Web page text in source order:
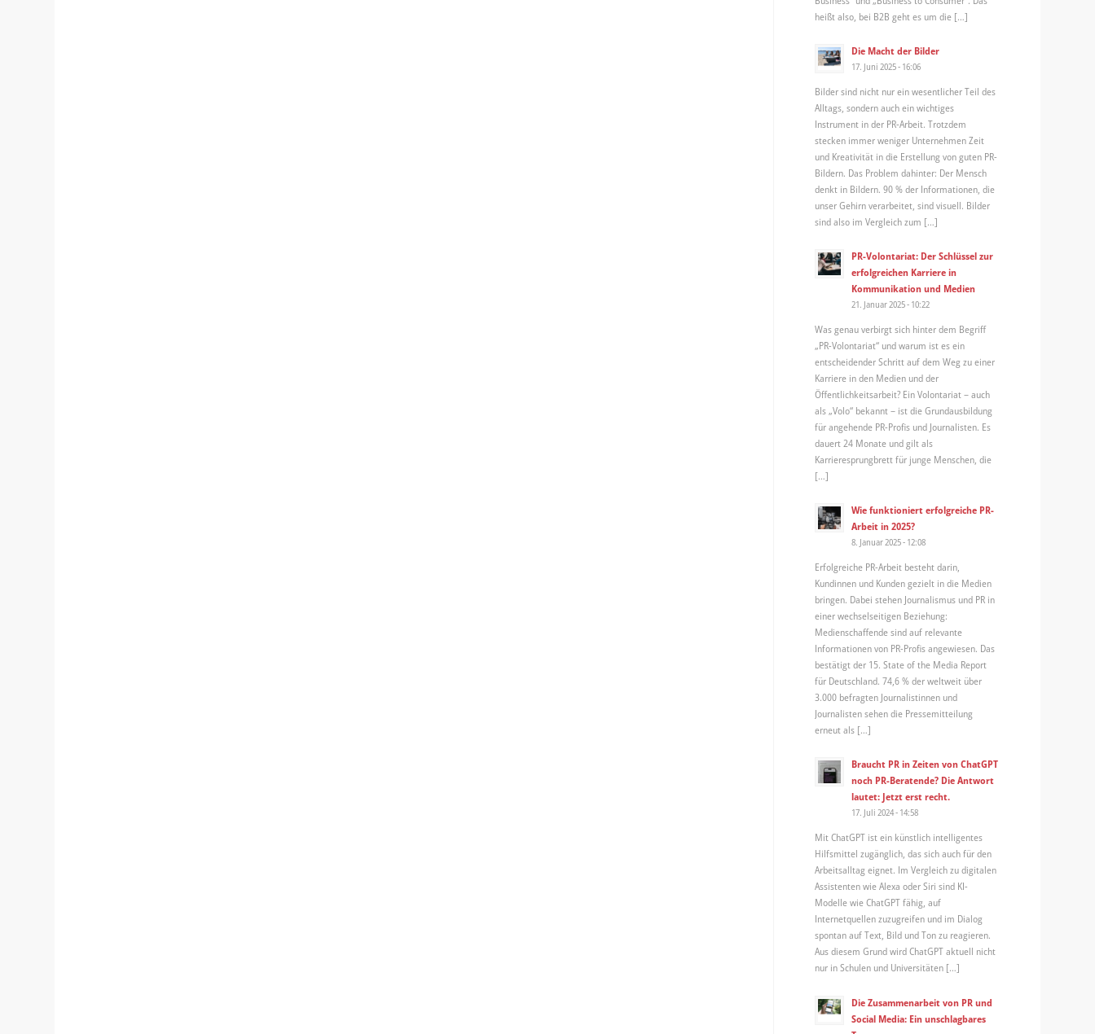
heißt also, bei B2B geht es um die […]
Die Macht der Bilder
17. Juni 2025 - 16:06
Bilder sind nicht nur ein wesentlicher Teil des
Alltags, sondern auch ein wichtiges
Instrument in der PR-Arbeit. Trotzdem
stecken immer weniger Unternehmen Zeit
und Kreativität in die Erstellung von guten PR-
Bildern. Das Problem dahinter: Der Mensch
denkt in Bildern. 90 % der Informationen, die
unser Gehirn verarbeitet, sind visuell. Bilder
sind also im Vergleich zum […]
PR-Volontariat: Der Schlüssel zur
erfolgreichen Karriere in
Kommunikation und Medien
21. Januar 2025 - 10:22
Was genau verbirgt sich hinter dem Begriff
„PR-Volontariat“ und warum ist es ein
entscheidender Schritt auf dem Weg zu einer
Karriere in den Medien und der
Öffentlichkeitsarbeit? Ein Volontariat – auch
als „Volo“ bekannt – ist die Grundausbildung
für angehende PR-Profis und Journalisten. Es
dauert 24 Monate und gilt als
Karrieresprungbrett für junge Menschen, die
[…]
Wie funktioniert erfolgreiche PR-
Arbeit in 2025?
8. Januar 2025 - 12:08
Erfolgreiche PR-Arbeit besteht darin,
Kundinnen und Kunden gezielt in die Medien
bringen. Dabei stehen Journalismus und PR in
einer wechselseitigen Beziehung:
Medienschaffende sind auf relevante
Informationen von PR-Profis angewiesen. Das
bestätigt der 15. State of the Media Report
für Deutschland. 74,6 % der weltweit über
3.000 befragten Journalistinnen und
Journalisten sehen die Pressemitteilung
erneut als […]
Braucht PR in Zeiten von ChatGPT
noch PR-Beratende? Die Antwort
lautet: Jetzt erst recht.
17. Juli 2024 - 14:58
Mit ChatGPT ist ein künstlich intelligentes
Hilfsmittel zugänglich, das sich auch für den
Arbeitsalltag eignet. Im Vergleich zu digitalen
Assistenten wie Alexa oder Siri sind KI-
Modelle wie ChatGPT fähig, auf
Internetquellen zuzugreifen und im Dialog
spontan auf Text, Bild und Ton zu reagieren.
Aus diesem Grund wird ChatGPT aktuell nicht
nur in Schulen und Universitäten […]
Die Zusammenarbeit von PR und
Social Media: Ein unschlagbares